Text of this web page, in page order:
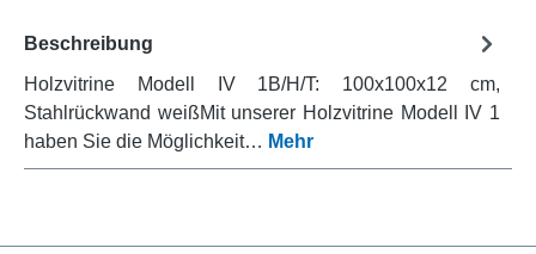
Beschreibung
Holzvitrine Modell IV 1B/H/T: 100x100x12 cm,
Stahlrückwand weißMit unserer Holzvitrine Modell IV 1
haben Sie die Möglichkeit… Mehr